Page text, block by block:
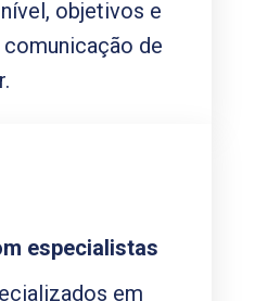
objetivos e
de
especialistas
em